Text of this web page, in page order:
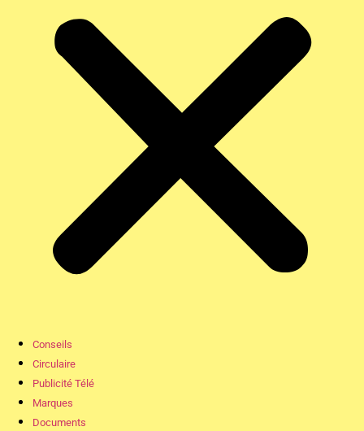
Conseils
Circulaire
Publicité Télé
Marques
Documents